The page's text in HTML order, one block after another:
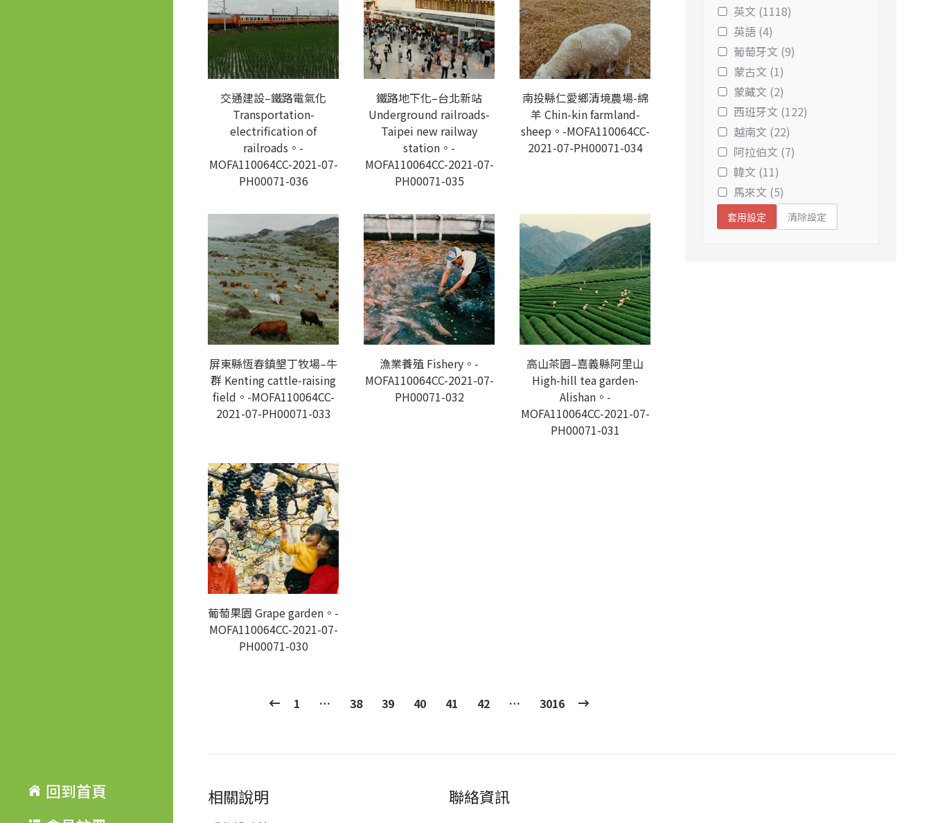
回到首頁
交通建設–鐵路電氣化
Transportation-
electrification of
railroads。-
MOFA110064CC-2021-07-
PH00071-036
鐵路地下化–台北新站
Underground railroads-
Taipei new railway
station。-
MOFA110064CC-2021-07-
PH00071-035
南投縣仁愛鄉清境農場-綿
羊 Chin-kin farmland-
sheep。-MOFA110064CC-
2021-07-PH00071-034
屏東縣恆春鎮墾丁牧場–牛
群 Kenting cattle-raising
field。-MOFA110064CC-
2021-07-PH00071-033
漁業養殖 Fishery。-
MOFA110064CC-2021-07-
PH00071-032
高山茶園–嘉義縣阿里山
High-hill tea garden-
Alishan。-
MOFA110064CC-2021-07-
PH00071-031
葡萄果園 Grape garden。-
MOFA110064CC-2021-07-
PH00071-030
1 … 38 39 40 41 42 … 3016
英文 (1118)
英語 (4)
葡萄牙文 (9)
蒙古文 (1)
蒙藏文 (2)
西班牙文 (122)
越南文 (22)
阿拉伯文 (7)
韓文 (11)
馬來文 (5)
套用設定 清除設定
相關說明 聯絡資訊